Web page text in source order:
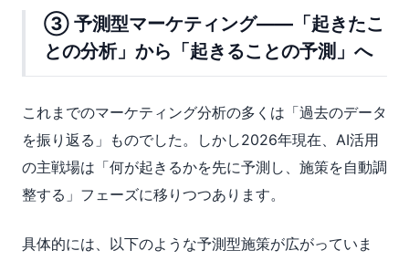
③ 予測型マーケティング——「起きたこ
との分析」から「起きることの予測」へ
これまでのマーケティング分析の多くは「過去のデータ
を振り返る」ものでした。しかし2026年現在、AI活用
の主戦場は「何が起きるかを先に予測し、施策を自動調
整する」フェーズに移りつつあります。
具体的には、以下のような予測型施策が広がっていま